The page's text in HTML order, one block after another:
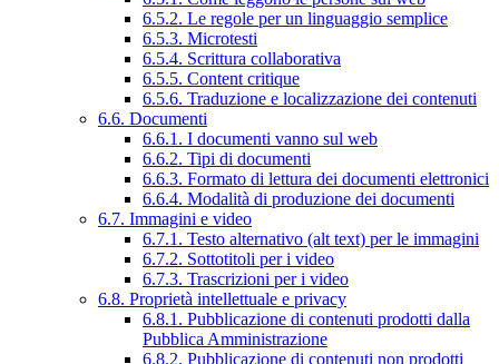
6.5.2. Le regole per un linguaggio semplice
6.5.3. Microtesti
6.5.4. Scrittura collaborativa
6.5.5. Content critique
6.5.6. Traduzione e localizzazione dei contenuti
6.6. Documenti
6.6.1. I documenti vanno sul web
6.6.2. Tipi di documenti
6.6.3. Formato di lettura dei documenti elettronici
6.6.4. Modalità di produzione dei documenti
6.7. Immagini e video
6.7.1. Testo alternativo (alt text) per le immagini
6.7.2. Sottotitoli per i video
6.7.3. Trascrizioni per i video
6.8. Proprietà intellettuale e privacy
6.8.1. Pubblicazione di contenuti prodotti dalla
Pubblica Amministrazione
6.8.2. Pubblicazione di contenuti non prodotti